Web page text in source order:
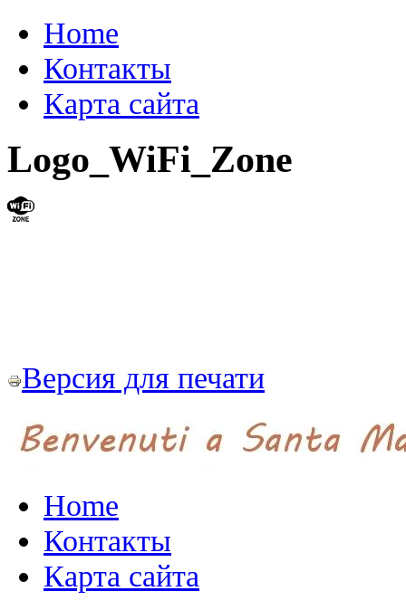
Home
Контакты
Карта сайта
Logo_WiFi_Zone
Версия для печати
Home
Контакты
Карта сайта